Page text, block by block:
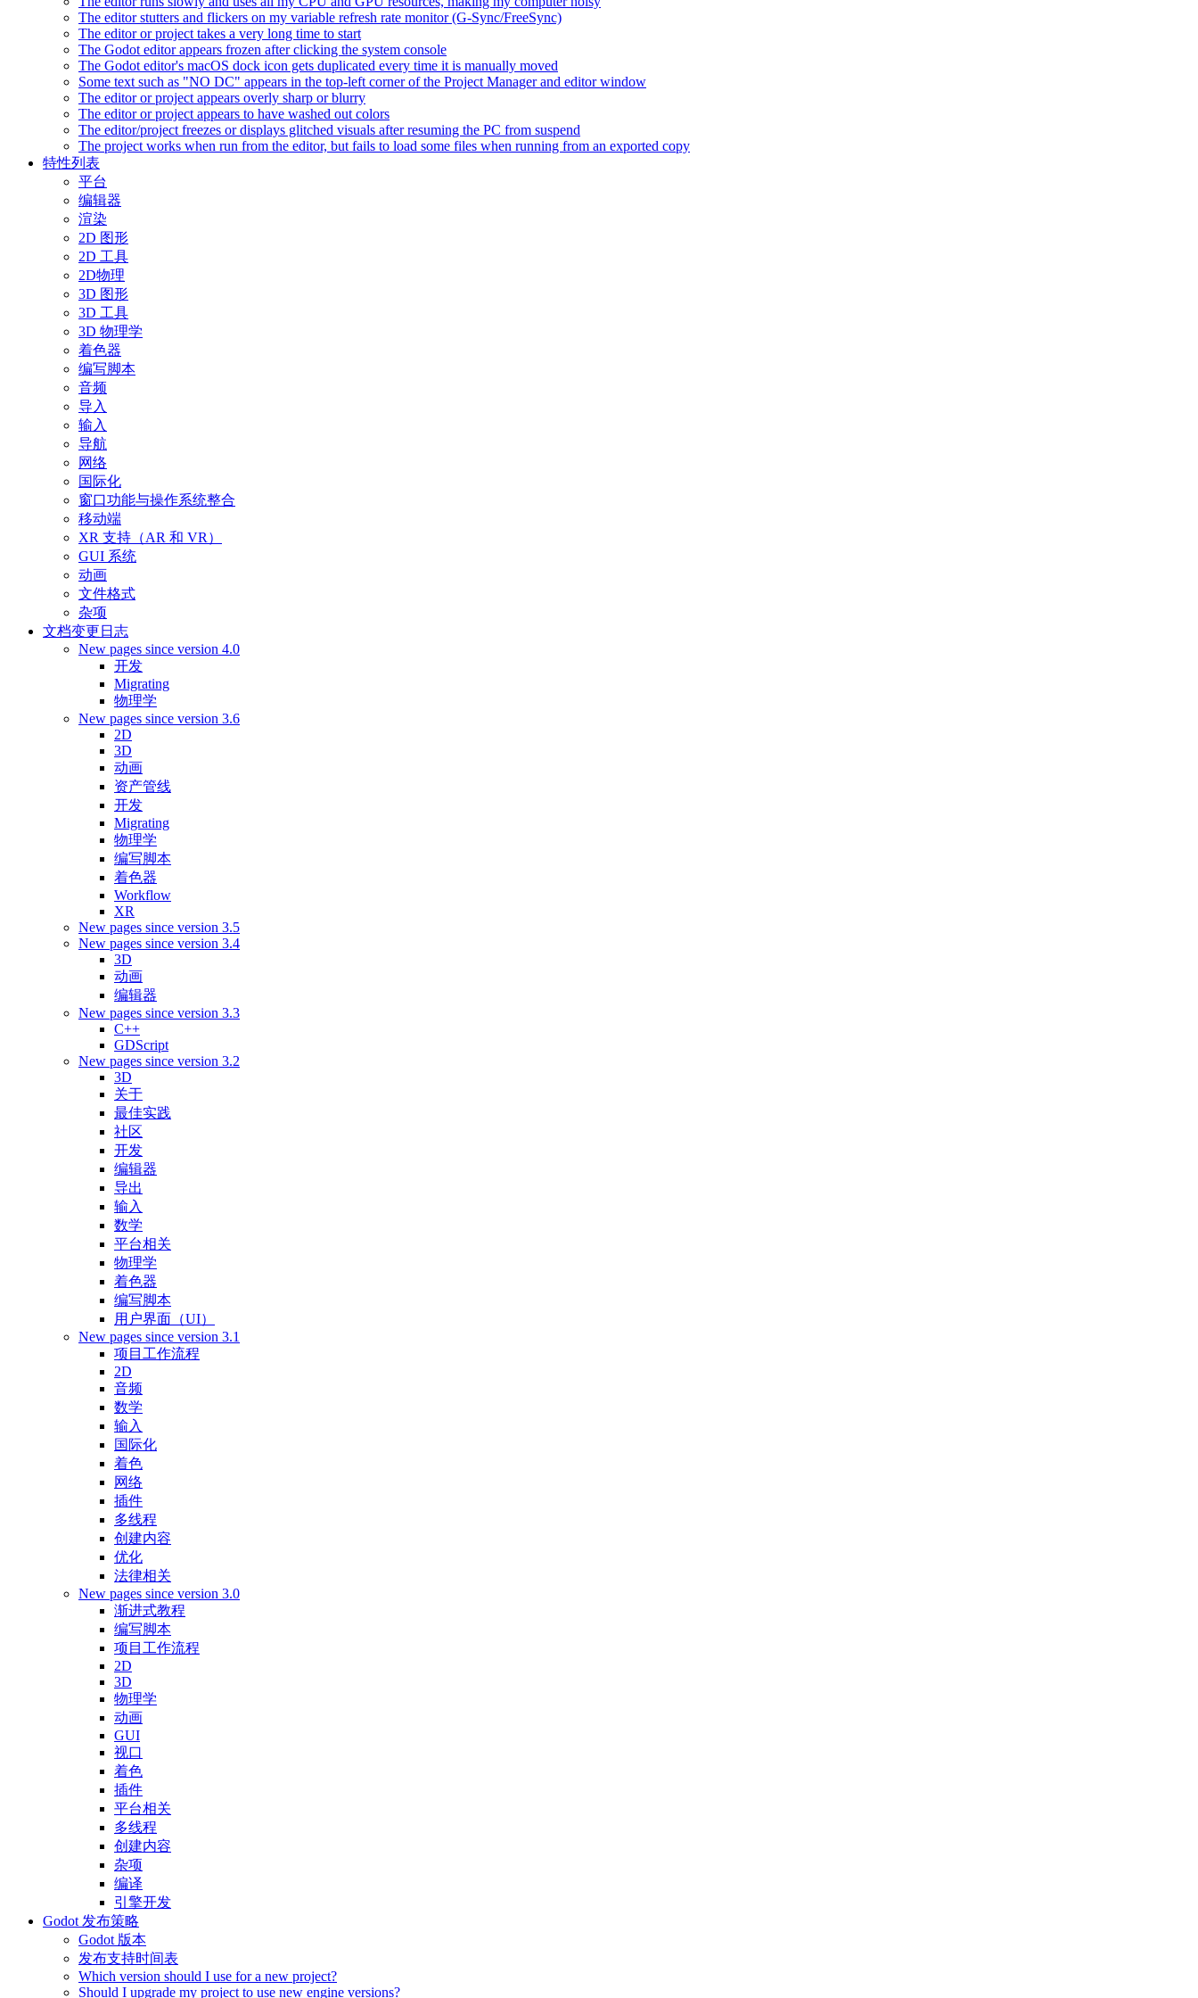
The editor stutters and flickers on my variable refresh rate monitor (G-Sync/FreeSync)
The editor or project takes a very long time to start
The Godot editor appears frozen after clicking the system console
The Godot editor's macOS dock icon gets duplicated every time it is manually moved
Some text such as "NO DC" appears in the top-left corner of the Project Manager and editor window
The editor or project appears overly sharp or blurry
The editor or project appears to have washed out colors
The editor/project freezes or displays glitched visuals after resuming the PC from suspend
The project works when run from the editor, but fails to load some files when running from an exported copy
特性列表
平台
编辑器
渲染
2D 图形
2D 工具
2D物理
3D 图形
3D 工具
3D 物理学
着色器
编写脚本
音频
导入
输入
导航
网络
国际化
窗口功能与操作系统整合
移动端
XR 支持（AR 和 VR）
GUI 系统
动画
文件格式
杂项
文档变更日志
New pages since version 4.0
开发
Migrating
物理学
New pages since version 3.6
2D
3D
动画
资产管线
开发
Migrating
物理学
编写脚本
着色器
Workflow
XR
New pages since version 3.5
New pages since version 3.4
3D
动画
编辑器
New pages since version 3.3
C++
GDScript
New pages since version 3.2
3D
关于
最佳实践
社区
开发
编辑器
导出
输入
数学
平台相关
物理学
着色器
编写脚本
用户界面（UI）
New pages since version 3.1
项目工作流程
2D
音频
数学
输入
国际化
着色
网络
插件
多线程
创建内容
优化
法律相关
New pages since version 3.0
渐进式教程
编写脚本
项目工作流程
2D
3D
物理学
动画
GUI
视口
着色
插件
平台相关
多线程
创建内容
杂项
编译
引擎开发
Godot 发布策略
Godot 版本
发布支持时间表
Which version should I use for a new project?
Should I upgrade my project to use new engine versions?